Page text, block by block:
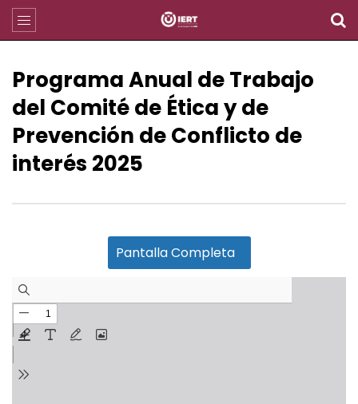
Programa Anual de Trabajo
del Comité de Ética y de
Prevención de Conflicto de
interés 2025
Pantalla Completa